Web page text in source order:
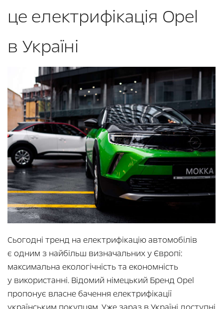
це електрифікація Opel
в Україні
Сьогодні тренд на електрифікацію автомобілів
є одним з найбільш визначальних у Європі:
максимальна екологічність та економність
у використанні. Відомий німецький Бренд Opel
пропонує власне бачення електрифікації